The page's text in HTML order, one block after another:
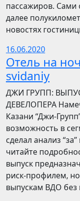
пассажиров. Сами
далее
новостях
16.06.2020
Отель на
svidaniy
​​ДЖИ ГРУПП:
ДЕВЕЛОПЕРА
Казани “Джи-
возможность в
сделал анализ
читайте
выпуск
риск-профилем,
выпускам ВДО без